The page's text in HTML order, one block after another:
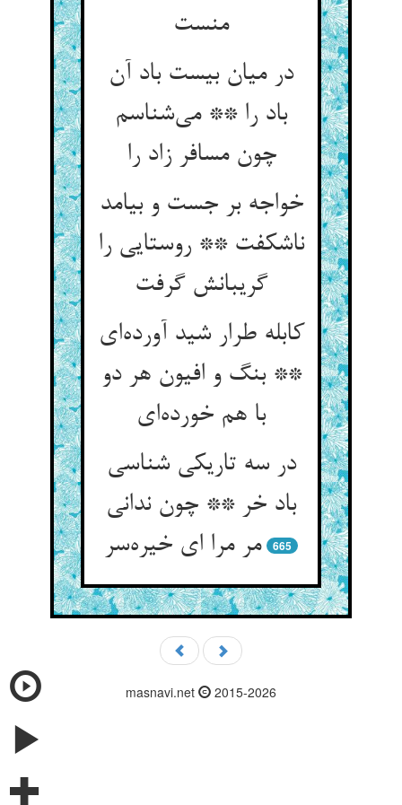
منست
در میان بیست باد آن
باد را ** می‌شناسم
چون مسافر زاد را
خواجه بر جست و بیامد
ناشکفت ** روستایی را
گریبانش گرفت
کابله طرار شید آورده‌ای
** بنگ و افیون هر دو
با هم خورده‌ای
در سه تاریکی شناسی
باد خر ** چون ندانی
مر مرا ای خیره‌سر
665
masnavi.net 2015-2026